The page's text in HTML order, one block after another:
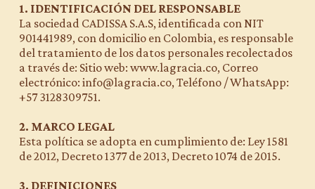
1. IDENTIFICACIÓN DEL RESPONSABLE
La sociedad CADISSA S.A.S, identificada con NIT
901441989, con domicilio en Colombia, es responsable
del tratamiento de los datos personales recolectados
a través de: Sitio web: www.lagracia.co, Correo
electrónico: info@lagracia.co, Teléfono / WhatsApp:
+57 3128309751.
2. MARCO LEGAL
Esta política se adopta en cumplimiento de: Ley 1581
de 2012, Decreto 1377 de 2013, Decreto 1074 de 2015.
3. DEFINICIONES